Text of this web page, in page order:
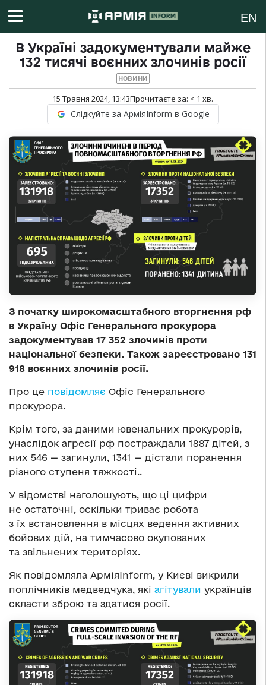
EN
В Україні задокументували майже
132 тисячі воєнних злочинів росії
НОВИНИ
15 Травня 2024, 13:43Прочитаєте за: < 1 хв.
Слідкуйте за АрміяInform в Google
З початку широкомасштабного вторгнення рф
в Україну Офіс Генерального прокурора
задокументував 17 352 злочинів проти
національної безпеки. Також зареєстровано 131
918 воєнних злочинів росії.
Про це повідомляє Офіс Генерального
прокурора.
Крім того, за даними ювенальних прокурорів,
унаслідок агресії рф постраждали 1887 дітей, з
них 546 — загинули, 1341 — дістали поранення
різного ступеня тяжкості..
У відомстві наголошують, що ці цифри
не остаточні, оскільки триває робота
з їх встановлення в місцях ведення активних
бойових дій, на тимчасово окупованих
та звільнених територіях.
Як повідомляла АрміяInform, у Києві викрили
поплічників медведчука, які агітували українців
скласти зброю та здатися росії.